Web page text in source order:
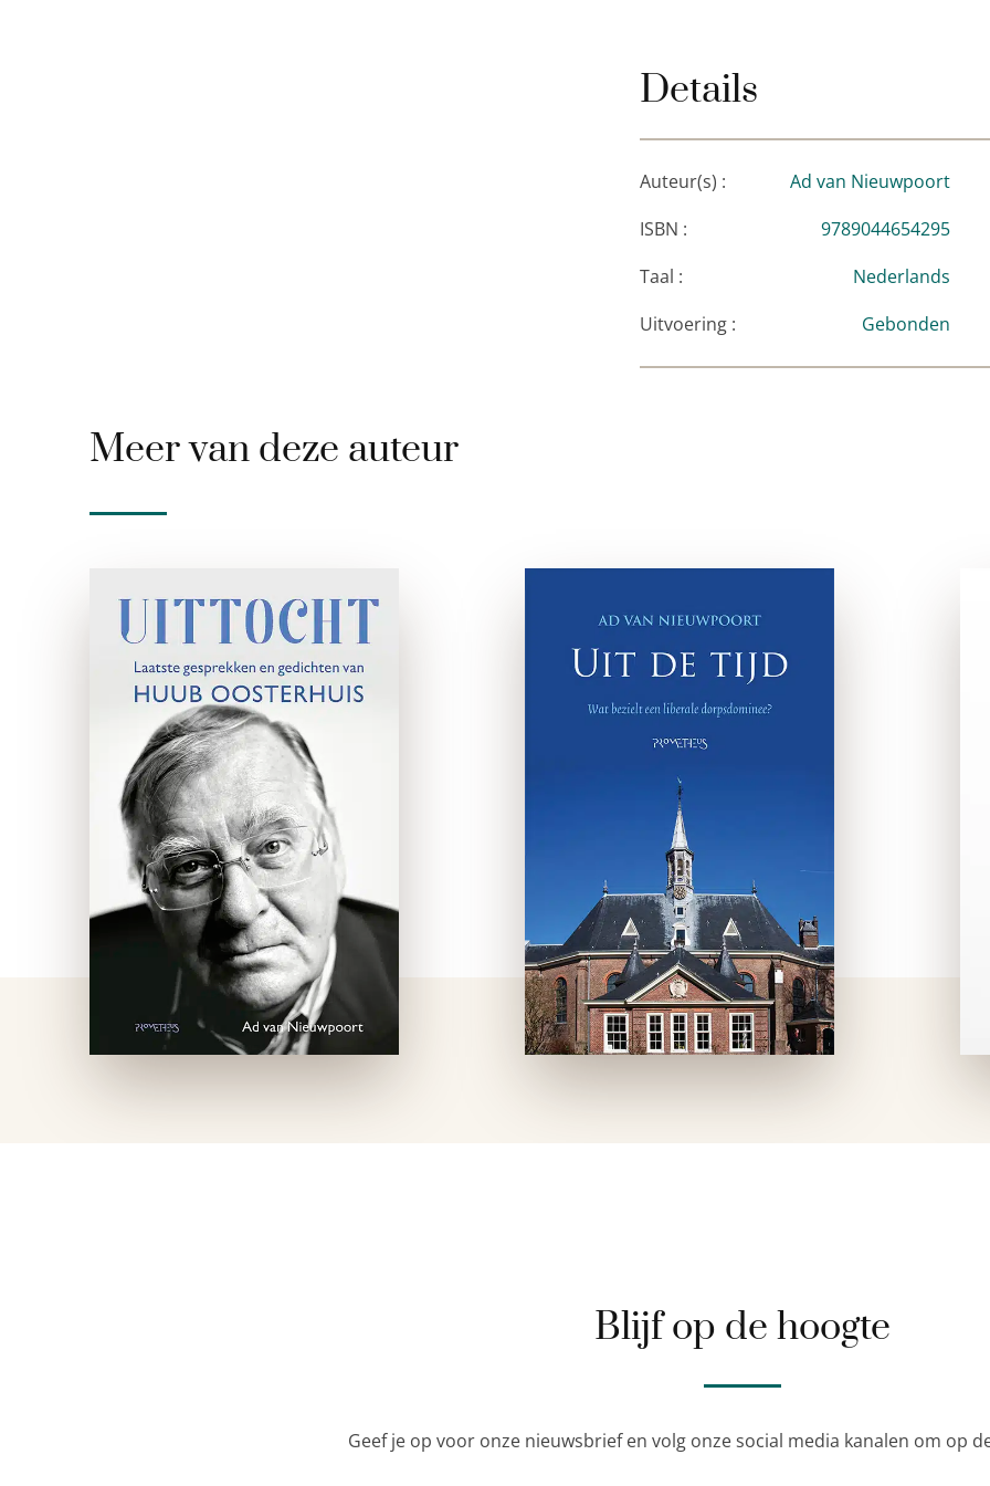
Details
Auteur(s) :
Ad van Nieuwpoort
ISBN :
9789044654295
Taal :
Nederlands
Uitvoering :
Gebonden
Meer van deze auteur
Uittocht
e-boek
Huub Oosterhuis (1
november 1933-eerste
paasdag 2023) was theoloog,
priester, dichter,
Bijbelvertaler en
(mede)oprichter van de
huizen De Populier, de Rode
Hoed, De Balie en De Nieuwe
Liefde.Maar vooral was …
Uit de tijd
e-boek
In Uit de tijd schrijft Ad van
Nieuwpoort openhartig over
zijn passie voor het
predikantschap. Voor hem is
een predikant niet de
stoffige moraalridder met
het opgeheven vingertje of
Blijf op de hoogte
Geef je op voor onze nieuwsbrief en volg onze social media kanalen om op